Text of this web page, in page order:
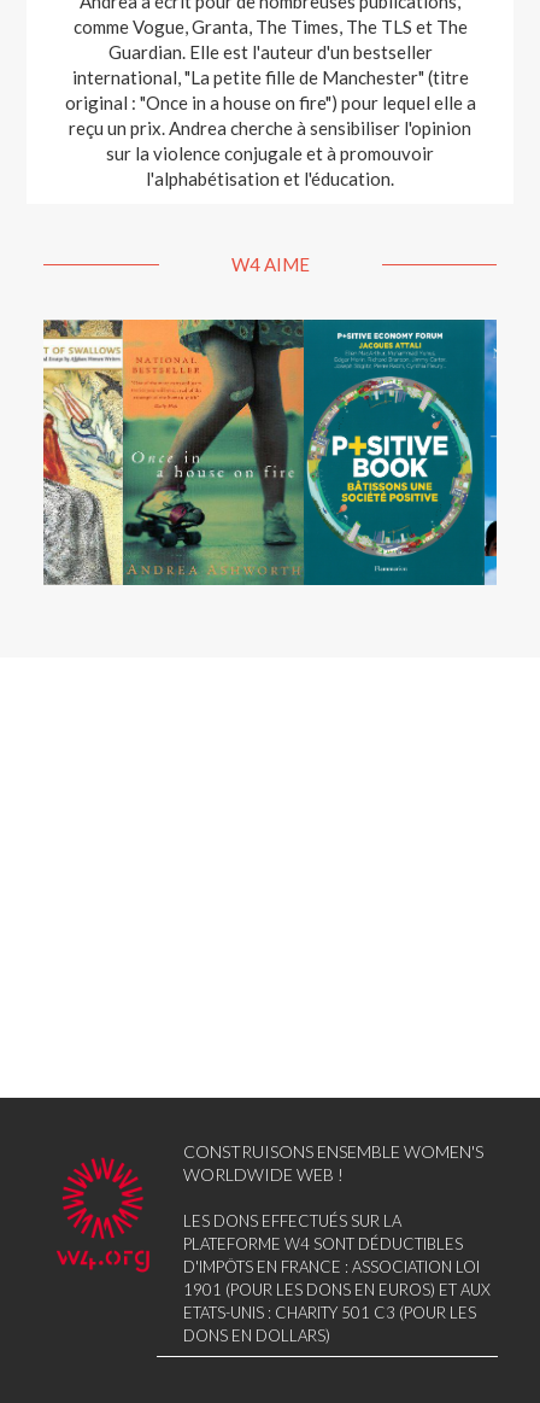
comme Vogue, Granta, The Times, The TLS et The
Guardian. Elle est l'auteur d'un bestseller
international, "La petite fille de Manchester" (titre
original : "Once in a house on fire") pour lequel elle a
reçu un prix. Andrea cherche à sensibiliser l'opinion
sur la violence conjugale et à promouvoir
l'alphabétisation et l'éducation.
W4 AIME
CONSTRUISONS ENSEMBLE WOMEN'S
WORLDWIDE WEB !
LES DONS EFFECTUÉS SUR LA
PLATEFORME W4 SONT DÉDUCTIBLES
D'IMPÔTS EN FRANCE : ASSOCIATION LOI
1901 (POUR LES DONS EN EUROS) ET AUX
ETATS-UNIS : CHARITY 501 C3 (POUR LES
DONS EN DOLLARS)